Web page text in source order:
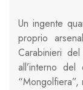
Un ingente
proprio
Carabinieri
all’interno del